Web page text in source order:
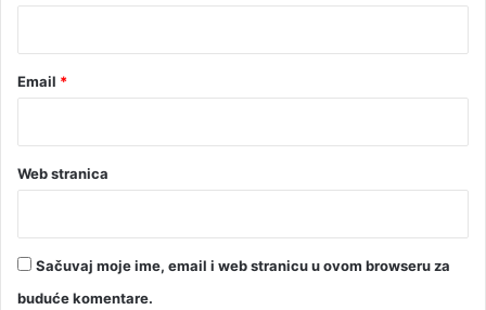
Email *
Web stranica
Sačuvaj moje ime, email i web stranicu u ovom browseru za
buduće komentare.